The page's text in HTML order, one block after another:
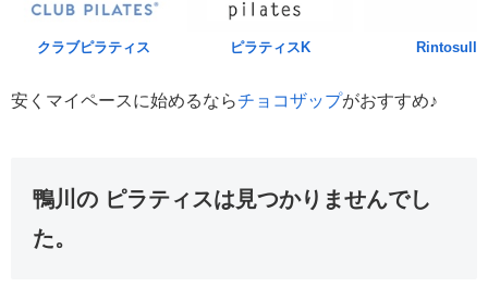
クラブピラティス ピラティスK Rintosull
安くマイペースに始めるならチョコザップがおすすめ♪
鴨川の ピラティスは見つかりませんでし
た。